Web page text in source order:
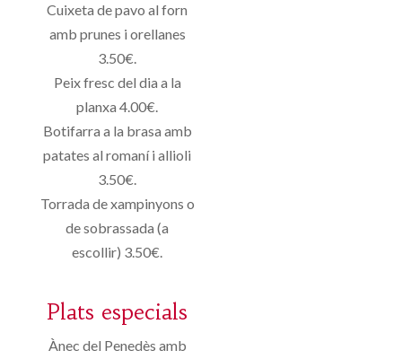
Cuixeta de pavo al forn
amb prunes i orellanes
3.50€.
Peix fresc del dia a la
planxa 4.00€.
Botifarra a la brasa amb
patates al romaní i allioli
3.50€.
Torrada de xampinyons o
de sobrassada (a
escollir) 3.50€.
Plats especials
Ànec del Penedès amb